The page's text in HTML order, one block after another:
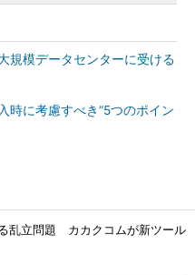
規模データセンターに受ける
時に考慮すべき“5つのポイン
乱立問題 カカクコムが新ツール